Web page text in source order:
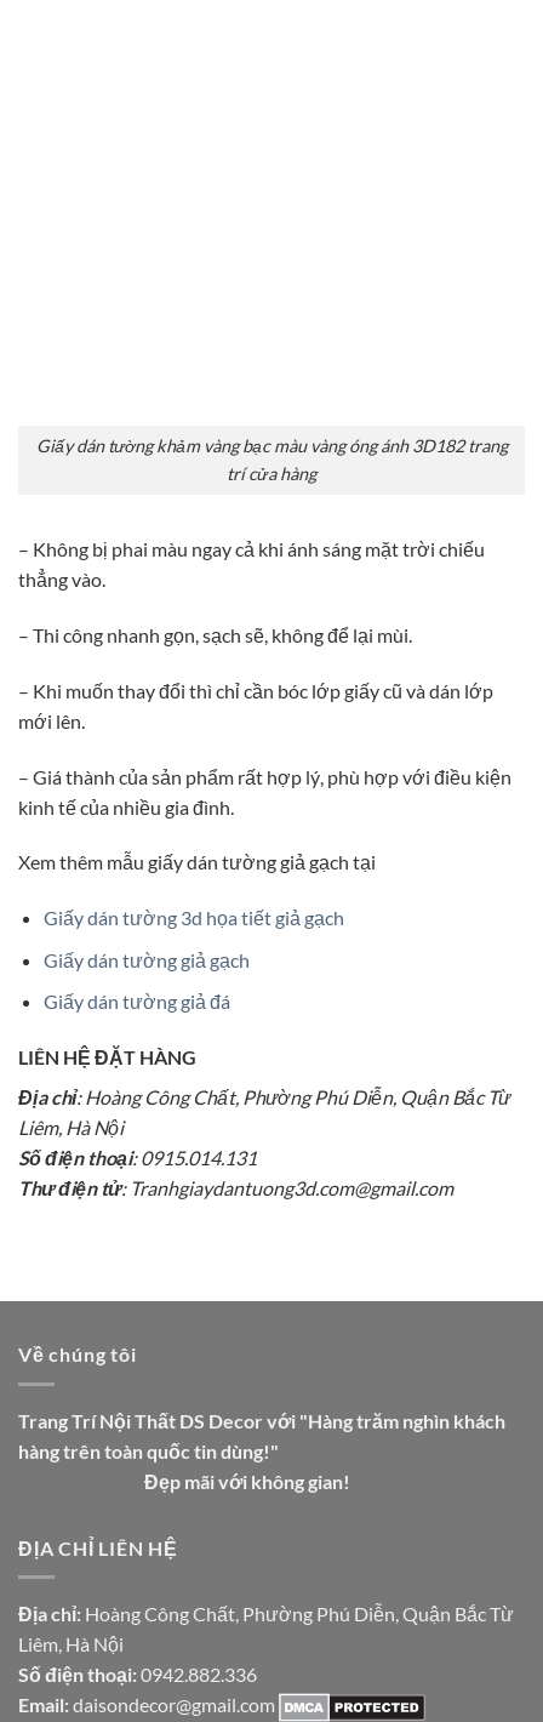
Giấy dán tường khảm vàng bạc màu vàng óng ánh 3D182 trang
trí cửa hàng
– Không bị phai màu ngay cả khi ánh sáng mặt trời chiếu
thẳng vào.
– Thi công nhanh gọn, sạch sẽ, không để lại mùi.
– Khi muốn thay đổi thì chỉ cần bóc lớp giấy cũ và dán lớp
mới lên.
– Giá thành của sản phẩm rất hợp lý, phù hợp với điều kiện
kinh tế của nhiều gia đình.
Xem thêm mẫu giấy dán tường giả gạch tại
Giấy dán tường 3d họa tiết giả gạch
Giấy dán tường giả gạch
Giấy dán tường giả đá
LIÊN HỆ ĐẶT HÀNG
Địa chỉ: Hoàng Công Chất, Phường Phú Diễn, Quận Bắc Từ
Liêm, Hà Nội
Số điện thoại: 0915.014.131
Thư điện tử: Tranhgiaydantuong3d.com@gmail.com
Về chúng tôi
Trang Trí Nội Thất DS Decor với "Hàng trăm nghìn khách
hàng trên toàn quốc tin dùng!"
Đẹp mãi với không gian!
ĐỊA CHỈ LIÊN HỆ
Địa chỉ: Hoàng Công Chất, Phường Phú Diễn, Quận Bắc Từ
Liêm, Hà Nội
Số điện thoại: 0942.882.336
Email: daisondecor@gmail.com